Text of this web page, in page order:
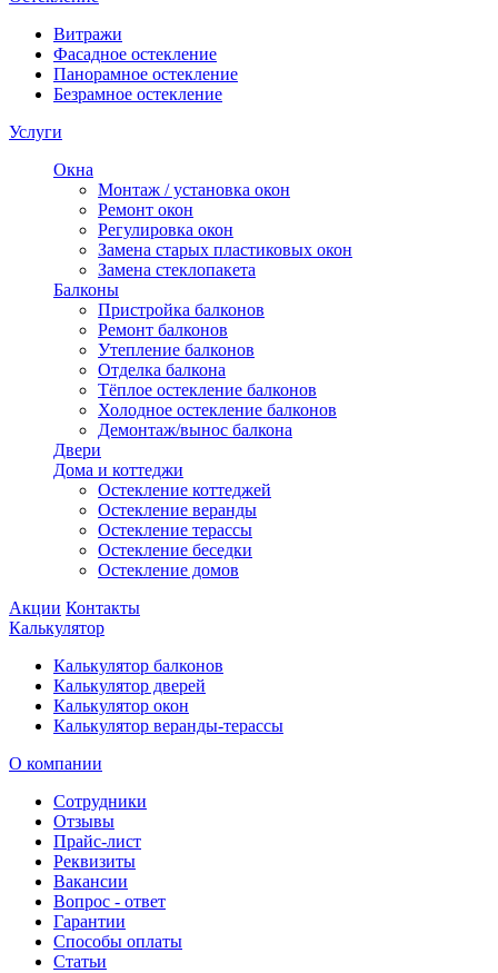
Витражи
Фасадное остекление
Панорамное остекление
Безрамное остекление
Услуги
Окна
Монтаж / установка окон
Ремонт окон
Регулировка окон
Замена старых пластиковых окон
Замена стеклопакета
Балконы
Пристройка балконов
Ремонт балконов
Утепление балконов
Отделка балкона
Тёплое остекление балконов
Холодное остекление балконов
Демонтаж/вынос балкона
Двери
Дома и коттеджи
Остекление коттеджей
Остекление веранды
Остекление терассы
Остекление беседки
Остекление домов
Акции Контакты
Калькулятор
Калькулятор балконов
Калькулятор дверей
Калькулятор окон
Калькулятор веранды-терассы
О компании
Сотрудники
Отзывы
Прайс-лист
Реквизиты
Вакансии
Вопрос - ответ
Гарантии
Способы оплаты
Статьи